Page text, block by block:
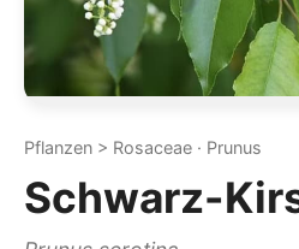
Pflanzen > Rosaceae · Prunus
Schwarz-